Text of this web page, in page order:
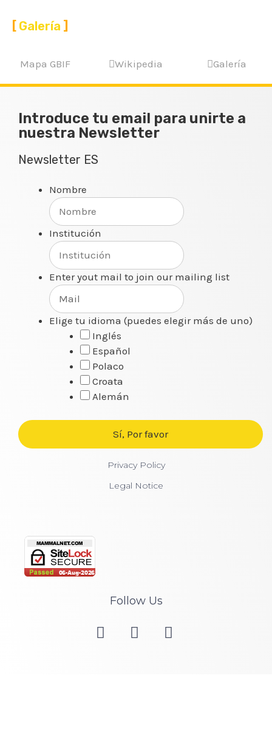
Galería
Mapa GBIF Wikipedia Galería
Follow Us
Introduce tu email para unirte a
nuestra Newsletter
Newsletter ES
Nombre
Institución
Enter yout mail to join our mailing list
Elige tu idioma (puedes elegir más de uno)
Inglés
Español
Polaco
Croata
Alemán
Privacy Policy
Legal Notice